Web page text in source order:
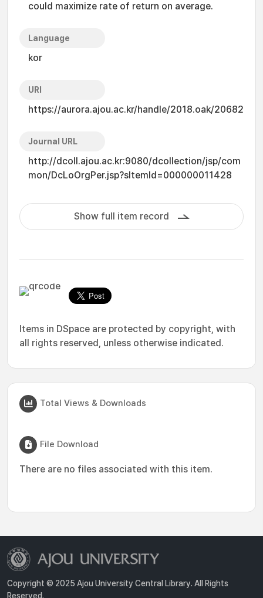
could maximize rate of return on average.
Language
kor
URI
https://aurora.ajou.ac.kr/handle/2018.oak/20682
Journal URL
http://dcoll.ajou.ac.kr:9080/dcollection/jsp/com
mon/DcLoOrgPer.jsp?sItemId=000000011428
Show full item record
Items in DSpace are protected by copyright, with
all rights reserved, unless otherwise indicated.
Total Views & Downloads
File Download
There are no files associated with this item.
Copyright © 2025 Ajou University Central Library. All Rights
Reserved.